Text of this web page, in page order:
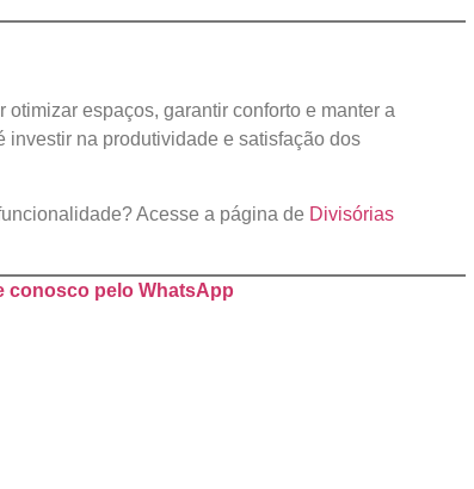
espaços, garantir conforto e manter a
na produtividade e satisfação dos
Acesse a página de Divisórias
conosco pelo WhatsApp